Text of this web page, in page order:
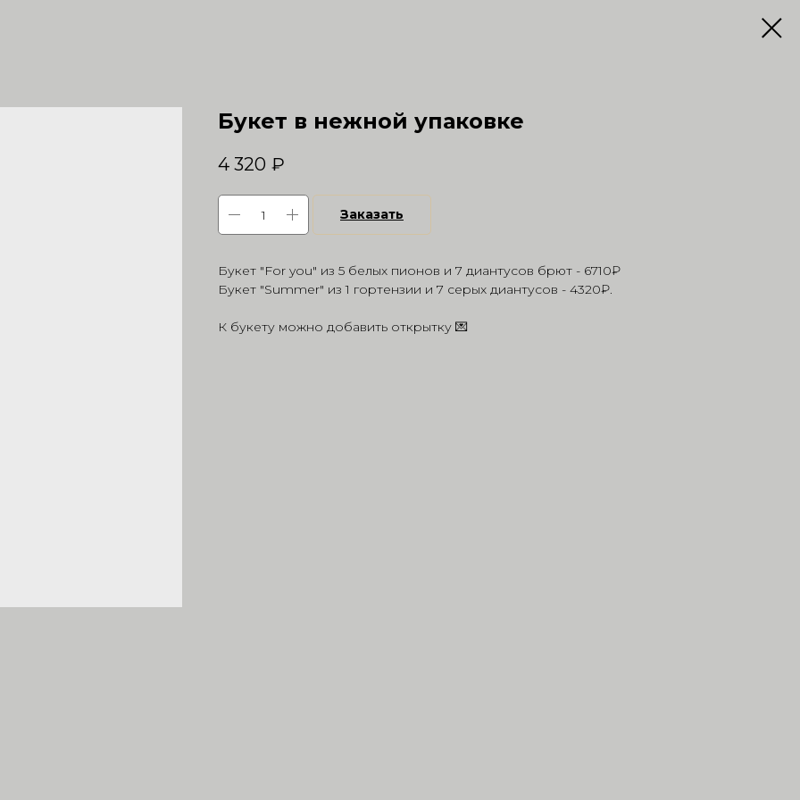
Букет в нежной упаковке
4 320 ₽
Заказать
Букет "For you" из 5 белых пионов и 7 диантусов брют - 6710₽
Букет "Summer" из 1 гортензии и 7 серых диантусов - 4320₽.
К букету можно добавить открытку 💌